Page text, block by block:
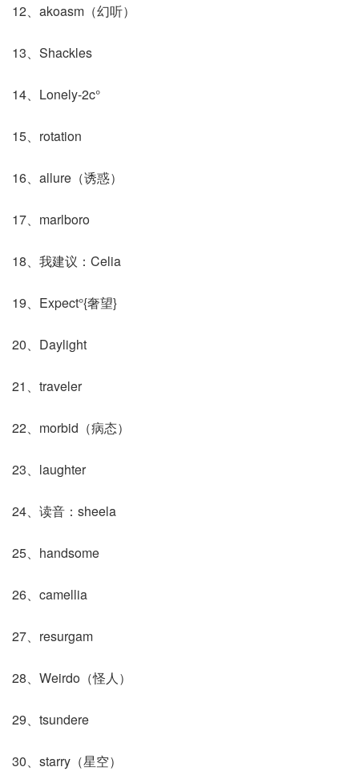
12、akoasm（幻听）
13、Shackles
14、Lonely-2c°
15、rotation
16、allure（诱惑）
17、marlboro
18、我建议：Celia
19、Expect°{奢望}
20、Daylight
21、traveler
22、morbid（病态）
23、laughter
24、读音：sheela
25、handsome
26、camellia
27、resurgam
28、Weirdo（怪人）
29、tsundere
30、starry（星空）